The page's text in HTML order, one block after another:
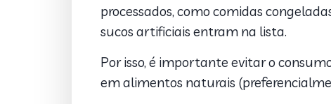
processados, como comidas
sucos artificiais entram na lista.
Por isso, é importante evitar o
em alimentos naturais